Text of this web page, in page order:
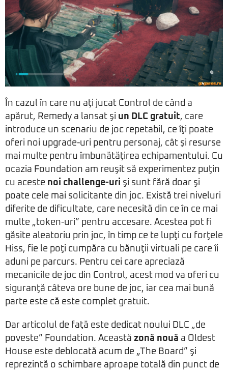
În cazul în care nu aţi jucat Control de când a
apărut, Remedy a lansat şi un DLC gratuit, care
introduce un scenariu de joc repetabil, ce îţi poate
oferi noi upgrade-uri pentru personaj, cât şi resurse
mai multe pentru îmbunătăţirea echipamentului. Cu
ocazia Foundation am reuşit să experimentez puţin
cu aceste noi challenge-uri şi sunt fără doar şi
poate cele mai solicitante din joc. Există trei niveluri
diferite de dificultate, care necesită din ce în ce mai
multe „token-uri” pentru accesare. Acestea pot fi
găsite aleatoriu prin joc, în timp ce te lupţi cu forţele
Hiss, fie le poţi cumpăra cu bănuţii virtuali pe care îi
aduni pe parcurs. Pentru cei care apreciază
mecanicile de joc din Control, acest mod va oferi cu
siguranţă câteva ore bune de joc, iar cea mai bună
parte este că este complet gratuit.
Dar articolul de faţă este dedicat noului DLC „de
poveste” Foundation. Această zonă nouă a Oldest
House este deblocată acum de „The Board” şi
reprezintă o schimbare aproape totală din punct de